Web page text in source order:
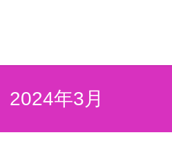
2024年3月